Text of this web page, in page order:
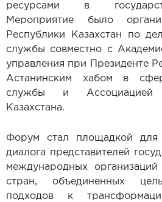
ресурсами в
Мероприятие было
Республики Казахстан по
службы совместно с
управления при Президенте
Астанинским хабом в
службы и
Казахстана.
Форум стал площадкой для
диалога представителей
международных
стран, объединенных
подходов к